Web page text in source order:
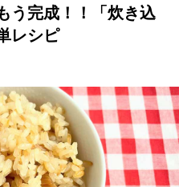
う完成！！「炊き込
レシピ